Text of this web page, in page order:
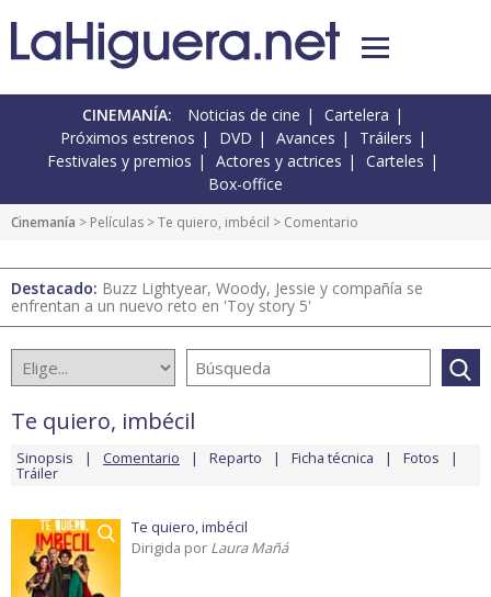
CINEMANÍA: Noticias de cine
Cartelera
Próximos estrenos
DVD Avances
Tráilers
Festivales y premios
Actores y actrices
Carteles
Box-office
Cinemanía > Películas >Te quiero, imbécil > Comentario
Destacado: Buzz Lightyear, Woody, Jessie y compañía se
enfrentan a un nuevo reto en 'Toy story 5'
Te quiero, imbécil
Sinopsis Comentario Reparto Ficha técnica Fotos
Tráiler
Te quiero, imbécil
Dirigida por Laura Mañá